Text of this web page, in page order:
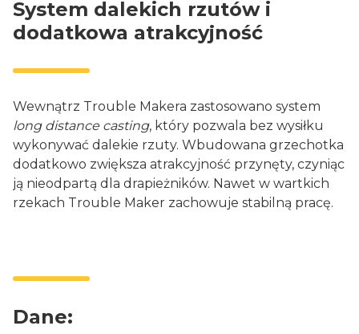
System dalekich rzutów i
dodatkowa atrakcyjność
Wewnątrz Trouble Makera zastosowano system
long distance casting, który pozwala bez wysiłku
wykonywać dalekie rzuty. Wbudowana grzechotka
dodatkowo zwiększa atrakcyjność przynęty, czyniąc
ją nieodpartą dla drapieżników. Nawet w wartkich
rzekach Trouble Maker zachowuje stabilną pracę.
Dane: